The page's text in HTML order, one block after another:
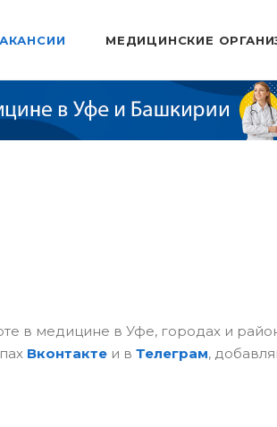
МЕДИЦИНСКИЕ
в медицине в Уфе, городах и
Вконтактеи в Телеграм,